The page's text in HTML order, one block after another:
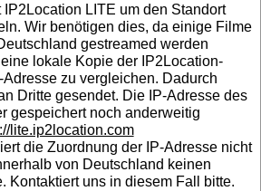
LITE um den Standort
Wir benötigen dies, da einige Filme
gestreamed werden
lokale Kopie der IP2Location-
zu vergleichen. Dadurch
Dritte gesendet. Die IP-Adresse des
gespeichert noch anderweitig
lite.ip2location.com
die Zuordnung der IP-Adresse nicht
von Deutschland keinen
Kontaktiert uns in diesem Fall bitte.